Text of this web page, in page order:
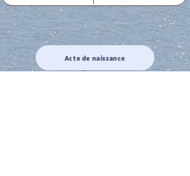
Acte de naissance